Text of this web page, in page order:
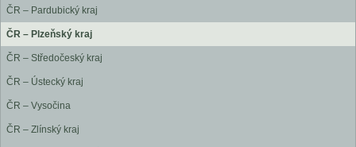
ČR – Pardubický kraj
ČR – Plzeňský kraj
ČR – Středočeský kraj
ČR – Ústecký kraj
ČR – Vysočina
ČR – Zlínský kraj